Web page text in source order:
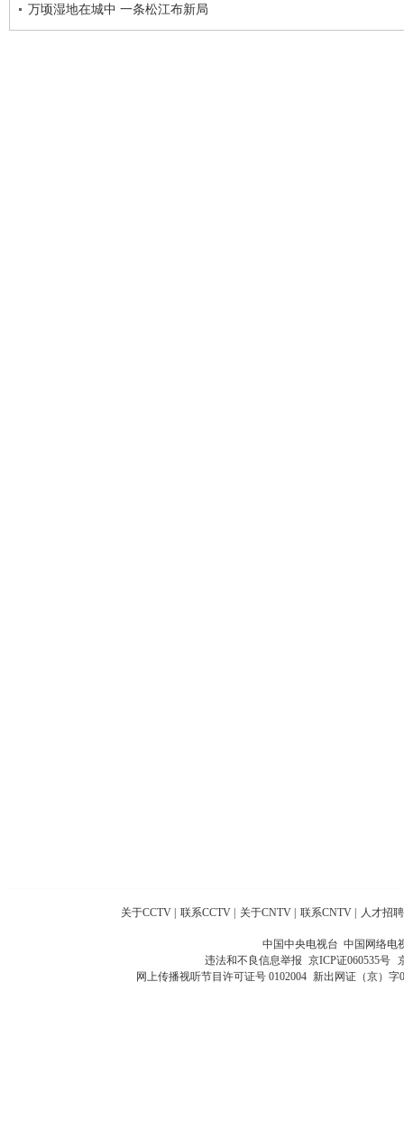
万顷湿地在城中 一条松江布新局
关于CCTV 联系CCTV 关于CNTV 联系CNTV 人才招聘
中国中央电视台 中国网络电
违法和不良信息举报 京ICP证060535号
网上传播视听节目许可证号 0102004 新出网证（京）